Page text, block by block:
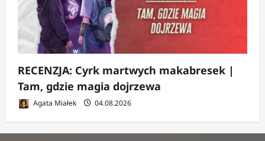
RECENZJA: Cyrk martwych makabresek |
Tam, gdzie magia dojrzewa
Agata Miałek 04.08.2026